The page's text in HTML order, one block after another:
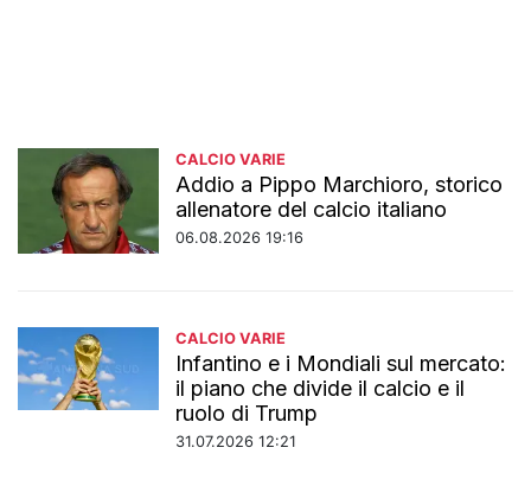
CALCIO VARIE
Addio a Pippo Marchioro, storico
allenatore del calcio italiano
06.08.2026 19:16
CALCIO VARIE
Infantino e i Mondiali sul mercato:
il piano che divide il calcio e il
ruolo di Trump
31.07.2026 12:21